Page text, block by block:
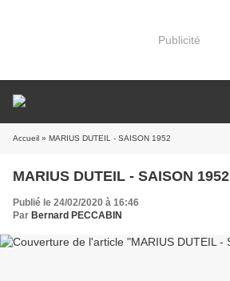
Publicité
Accueil » MARIUS DUTEIL - SAISON 1952
MARIUS DUTEIL - SAISON 1952
Publié le 24/02/2020 à 16:46
Par Bernard PECCABIN